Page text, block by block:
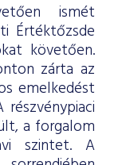
ismét
Értéktőzsde
követően.
zárta az
emelkedést
a forgalom
szintet. A